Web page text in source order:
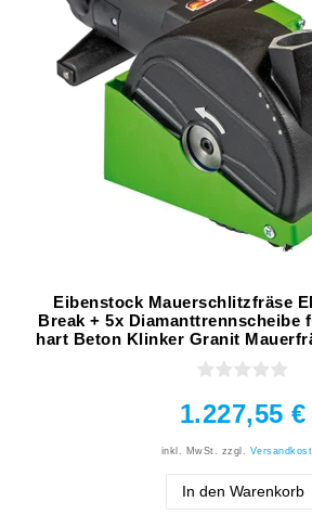
Eibenstock Mauerschlitzfräse
Break + 5x Diamanttrennscheibe
hart Beton Klinker Granit
1.227,55 €
inkl. MwSt. zzgl.
In den Warenkorb